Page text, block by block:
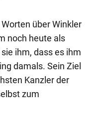
über Winkler
noch heute als
ihm, dass es ihm
damals. Sein Ziel
Kanzler der
zum